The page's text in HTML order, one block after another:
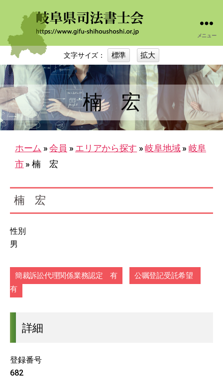
岐
阜
司
法
書
士
会
メニュー
文字サイズ： 標準 拡大
楠 宏
ホーム » 会員 » エリアから探す » 岐阜地域 » 岐阜
市 » 楠 宏
楠 宏
性別
男
簡裁訴訟代理関係業務認定 有
公嘱登記受託希望
有
詳細
登録番号
682